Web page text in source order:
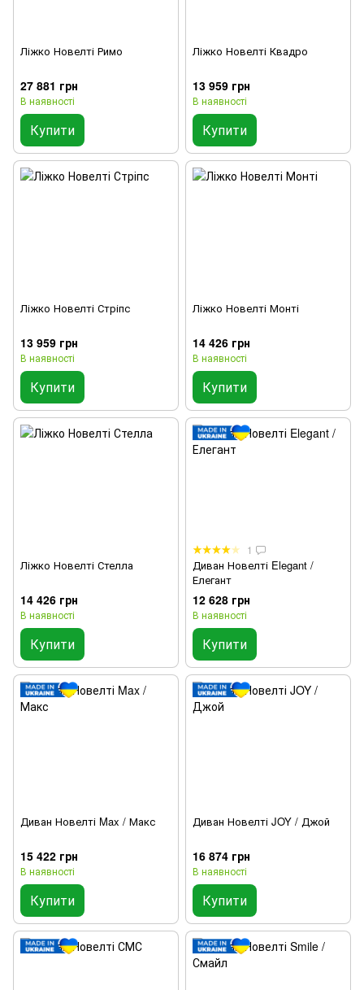
Ліжко Новелті Римо
27 881 грн
В наявності
Купити
Ліжко Новелті Квадро
13 959 грн
В наявності
Купити
Ліжко Новелті Стріпс
13 959 грн
В наявності
Купити
Ліжко Новелті Монті
14 426 грн
В наявності
Купити
Ліжко Новелті Стелла
14 426 грн
В наявності
Купити
1
Диван Новелті Elegant /
Елегант
12 628 грн
В наявності
Купити
Диван Новелті Max / Макс
15 422 грн
В наявності
Купити
Диван Новелті JOY / Джой
16 874 грн
В наявності
Купити